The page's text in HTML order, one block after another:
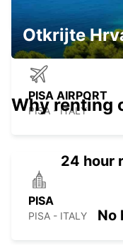
PISA AIRPORT
PISA - ITALY
PISA
PISA - ITALY
Otkrijte
Why renting
24 hour
No